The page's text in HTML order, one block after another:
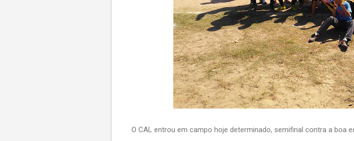
O CAL entrou em campo hoje determinado, semifinal contra a boa